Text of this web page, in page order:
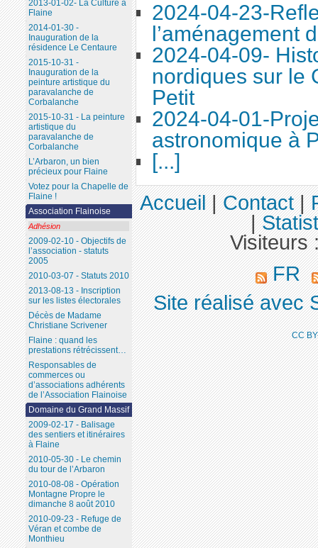
2024-04-23-
l’aménagement
2024-04-09-
nordiques sur le
Petit
2024-04-01-
astronomique à
[...]
2013-01-02- La Culture à
Flaine
2014-01-30 -
Inauguration de la
résidence Le Centaure
2015-10-31 -
Inauguration de la
peinture artistique du
paravalanche de
Corbalanche
2015-10-31 - La peinture
artistique du
paravalanche de
Corbalanche
L’Arbaron, un bien
précieux pour Flaine
Votez pour la Chapelle de
Flaine !
Association Flainoise
Adhésion
2009-02-10 - Objectifs de
l’association - statuts
2005
2010-03-07 - Statuts 2010
2013-08-13 - Inscription
sur les listes électorales
Décès de Madame
Christiane Scrivener
Flaine : quand les
prestations rétrécissent…
Responsables de
commerces ou
d’associations adhérents
de l’Association Flainoise
Domaine du Grand Massif
2009-02-17 - Balisage
des sentiers et itinéraires
à Flaine
2010-05-30 - Le chemin
du tour de l’Arbaron
2010-08-08 - Opération
Montagne Propre le
dimanche 8 août 2010
2010-09-23 - Refuge de
Véran et combe de
Monthieu
Accueil|Contact|
|
Visiteurs
FR
Site réalisé avec
CC